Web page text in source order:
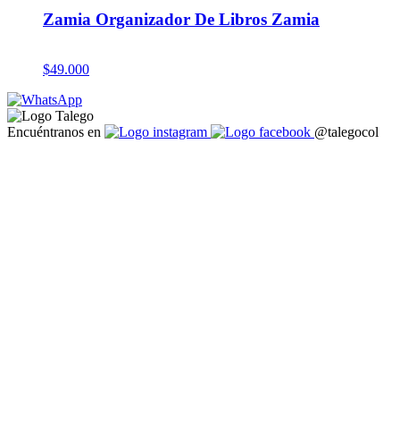
Zamia Organizador De Libros Zamia
$49.000
Encuéntranos en @talegocol